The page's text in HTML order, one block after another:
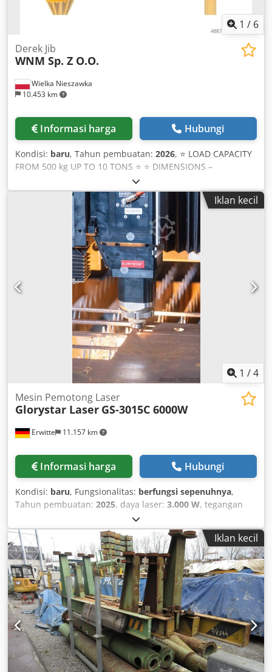
1 / 6
Wielka Nieszawka
10.453 km
Derek Jib
WNM Sp. Z O.O.
Informasi harga Hubungi
Kondisi: baru, Tahun pembuatan: 2026, ⭐️ LOAD CAPACITY
FROM 500 kg UP TO 10 TONS ⭐️ ⭐️ DIMENSIONS –
production possible in any size ⭐️ ✅ Designed for use with
a chain or wire rope hoist. ✅ Mounted to a concrete
foundation using anchors. ✅ Simple design, easy
operation, minimal space requirements, and wide working
range. ✅ The ideal lifting device for companies looking to
increase productivity and improve working conditions.
Dodpfxjwr Artj Aqisck ✅ In many cases, can replace
overhead and gantry cranes, offering low investment and
high efficiency.
Iklan kecil
1 /4
Erwitte 11.157 km
Mesin Pemotong Laser
Glorystar Laser GS-3015C 6000W
Informasi harga Hubungi
Kondisi: baru, Fungsionalitas: berfungsi sepenuhnya,
Tahun pembuatan: 2025, daya laser: 3.000 W, tegangan
, panjang total:3.050 mm
mm, tinggi total:1.550 mm, masa garansi:24 bulan,
jangkauan kerja:
3.015 mm, Perlengkapan:Penandaan CE,
alat penukar nosel, dokumentasi / manual, ekstraksi
asap, ekstraksi debu, henti darurat, penghadang cahaya
keselamatan, sistem pelumasan terpusat, unit
pendingin, de Dodpfx Aqeuc Nd Tsijck
Iklan kecil